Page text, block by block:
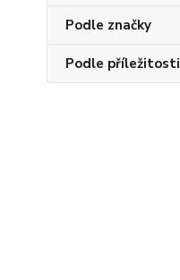
Podle značky
Podle příležitosti